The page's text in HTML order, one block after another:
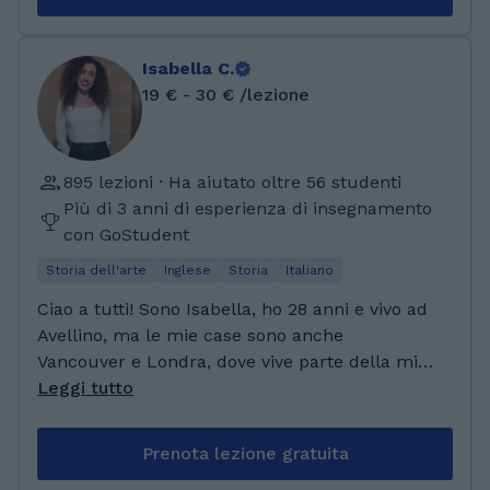
Tivoli e, avendo manifestato sempre interesse
verso le materie umanistiche, ho deciso di
intraprendere il percorso universitario in
campo umanistico. Ho, difatti, conseguito
dapprima la Laurea Triennale in Lettere
Classiche, poi la Laurea Magistrale in Filologia
Classica, in entrambi i casi con votazione 110L
presso l'università La Sapienza di Roma.
Isabella C.
19 € - 30 € /lezione
895 lezioni · Ha aiutato oltre 56 studenti
Più di 3 anni di esperienza di insegnamento
con GoStudent
Storia dell'arte Inglese Storia Italiano
Ciao a tutti! Sono Isabella, ho 28 anni e vivo ad
Avellino, ma le mie case sono anche
Vancouver e Londra, dove vive parte della mia
famiglia che vado a visitare spesso. Sono italo-
tutor di GoStudent da 2 anni, e seguo bambini
Leggi tutto
Prenota lezione gratuita